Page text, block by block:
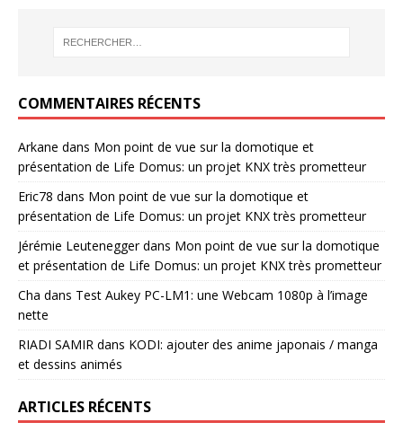
COMMENTAIRES RÉCENTS
Arkane dans Mon point de vue sur la domotique et
présentation de Life Domus: un projet KNX très prometteur
Eric78 dans Mon point de vue sur la domotique et
présentation de Life Domus: un projet KNX très prometteur
Jérémie Leuteneggerdans Mon point de vue sur la domotique
et présentation de Life Domus: un projet KNX très prometteur
Cha dans Test Aukey PC-LM1: une Webcam 1080p à l’image
nette
RIADI SAMIR dans KODI: ajouter des anime japonais / manga
et dessins animés
ARTICLES RÉCENTS